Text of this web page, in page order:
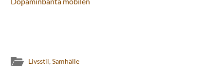
Livsstil,Samhälle